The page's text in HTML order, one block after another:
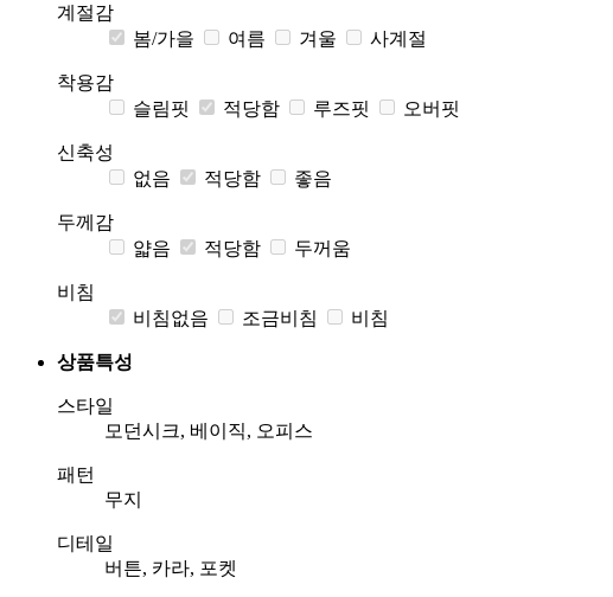
계절감
봄/가을
여름 겨울 사계절
착용감
슬림핏
적당함 루즈핏 오버핏
신축성
없음
적당함 좋음
두께감
얇음
적당함 두꺼움
비침
비침없음
조금비침 비침
상품특성
스타일
모던시크, 베이직, 오피스
패턴
무지
디테일
버튼, 카라, 포켓